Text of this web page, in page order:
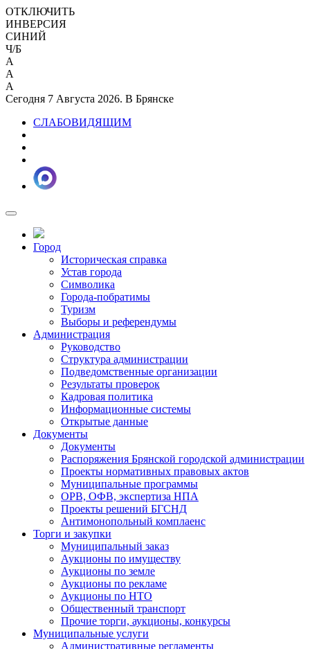
ОТКЛЮЧИТЬ
ИНВЕРСИЯ
СИНИЙ
Ч/Б
A
A
A
Сегодня 7 Августа 2026. В Брянске
СЛАБОВИДЯЩИМ
Город
Историческая справка
Устав города
Символика
Города-побратимы
Туризм
Выборы и референдумы
Администрация
Руководство
Структура администрации
Подведомственные организации
Результаты проверок
Кадровая политика
Информационные системы
Открытые данные
Документы
Документы
Распоряжения Брянской городской администрации
Проекты нормативных правовых актов
Муниципальные программы
ОРВ, ОФВ, экспертиза НПА
Проекты решений БГСНД
Антимонопольный комплаенс
Торги и закупки
Муниципальный заказ
Аукционы по имуществу
Аукционы по земле
Аукционы по рекламе
Аукционы по НТО
Общественный транспорт
Прочие торги, аукционы, конкурсы
Муниципальные услуги
Административные регламенты